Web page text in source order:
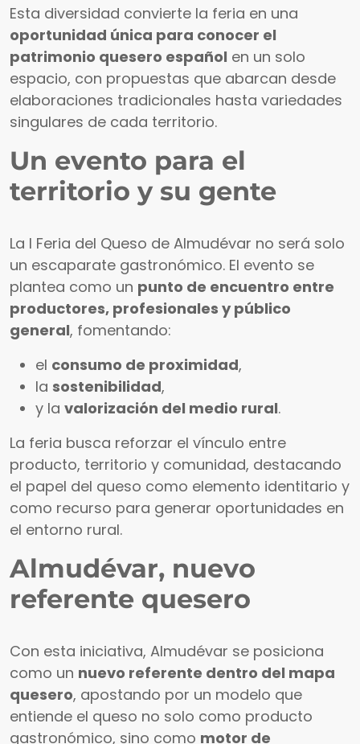
Esta diversidad convierte la feria en una
oportunidad única para conocer el
patrimonio quesero español en un solo
espacio, con propuestas que abarcan desde
elaboraciones tradicionales hasta variedades
singulares de cada territorio.
Un evento para el
territorio y su gente
La I Feria del Queso de Almudévar no será solo
un escaparate gastronómico. El evento se
plantea como un punto de encuentro entre
productores, profesionales y público
general, fomentando:
el consumo de proximidad,
la sostenibilidad,
y la valorización del medio rural.
La feria busca reforzar el vínculo entre
producto, territorio y comunidad, destacando
el papel del queso como elemento identitario y
como recurso para generar oportunidades en
el entorno rural.
Almudévar, nuevo
referente quesero
Con esta iniciativa, Almudévar se posiciona
como un nuevo referente dentro del mapa
quesero, apostando por un modelo que
entiende el queso no solo como producto
gastronómico, sino como motor de